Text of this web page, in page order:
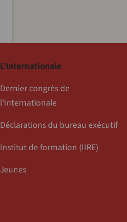
L’Internationale
Dernier congrès de
l’Internationale
Déclarations du bureau exécutif
Institut de formation (IIRE)
Jeunes